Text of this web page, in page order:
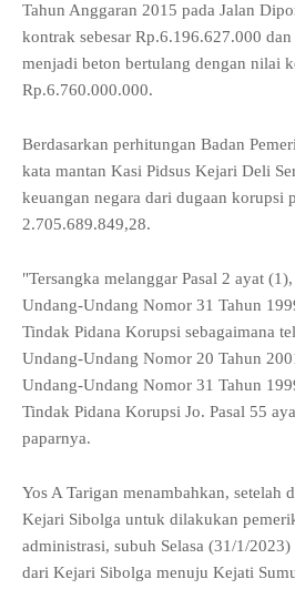
Tahun Anggaran 2015 pada Jalan
kontrak sebesar Rp.6.196.627.000
menjadi beton bertulang dengan nilai
Rp.6.760.000.000.
Berdasarkan perhitungan Badan
kata mantan Kasi Pidsus Kejari Deli
keuangan negara dari dugaan korupsi
2.705.689.849,28.
"Tersangka melanggar Pasal 2 ayat
Undang-Undang Nomor 31 Tahun
Tindak Pidana Korupsi sebagaimana
Undang-Undang Nomor 20 Tahun
Undang-Undang Nomor 31 Tahun
Tindak Pidana Korupsi Jo. Pasal 55
paparnya.
Yos A Tarigan menambahkan, setelah
Kejari Sibolga untuk dilakukan
administrasi, subuh Selasa (31/1/
dari Kejari Sibolga menuju Kejati